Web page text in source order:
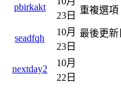
pbirkakt
23日
seadfqh
10月
23日
nextday2
10月
22日
重複選項
最後更新